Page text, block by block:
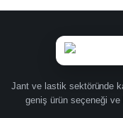
Jant ve lastik sektöründe
geniş ürün seçeneği ve